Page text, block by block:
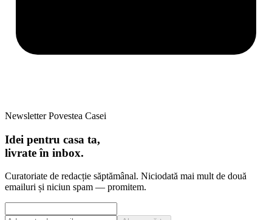
Newsletter Povestea Casei
Idei pentru casa ta,
livrate în inbox.
Curatoriate de redacție săptămânal. Niciodată mai mult de două
emailuri și niciun spam — promitem.